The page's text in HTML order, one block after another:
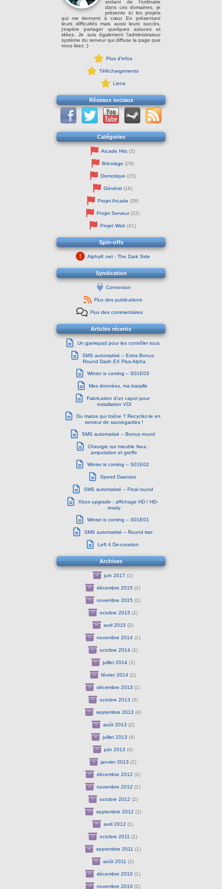
sortant de l'ordinaire
dans ces domaines, je
présente ici les projets
qui me tiennent à cœur. En présentant
leurs difficultés mais aussi leurs succès,
j'espère partager quelques astuces et
idées. Je suis également l'administrateur
système du serveur qui diffuse la page que
vous lisez :)
Plus d'infos
Téléchargements
Liens
Réseaux sociaux
Catégories
Arcade Hits (2)
Bricolage (29)
Domotique (15)
Général (16)
Projet Arcade (38)
Projet Serveur(22)
Projet Web (41)
Spin-offs
AlphaK.net - The Dark Side
Syndication
Connexion
Flux des publications
Flux des commentaires
Articles récents
Un gamepad pour les contrôler tous
SMS automatisé – Extra Bonus
Round Dash EX Plus Alpha
Winter is coming – S01E03
Mes données, ma bataille
Fabrication d’un capot pour
installation VDI
Du matos qui traîne ? Recyclez-le en
serveur de sauvegardes !
SMS automatisé – Bonus round
Chirurgie sur meuble Ikea :
amputation et greffe
Winter is coming – S01E02
Speed Daemon
SMS automatisé – Final round
Xbox upgrade : affichage HD / HD-
ready
Winter is coming – S01E01
SMS automatisé – Round two
Left 4 De-coration
Archives
juin 2017 (1)
décembre 2015 (1)
novembre 2015 (1)
octobre 2015 (1)
avril 2015 (2)
novembre 2014 (1)
octobre 2014(1)
juillet 2014(1)
février 2014 (1)
décembre 2013 (1)
octobre 2013 (3)
septembre 2013 (4)
août 2013 (2)
juillet 2013 (4)
juin 2013 (4)
janvier 2013 (2)
décembre 2012 (1)
novembre 2012 (1)
octobre 2012 (2)
septembre 2012 (1)
avril 2012 (1)
octobre 2011 (1)
septembre 2011 (1)
août 2011 (2)
décembre 2010 (1)
novembre 2010 (2)